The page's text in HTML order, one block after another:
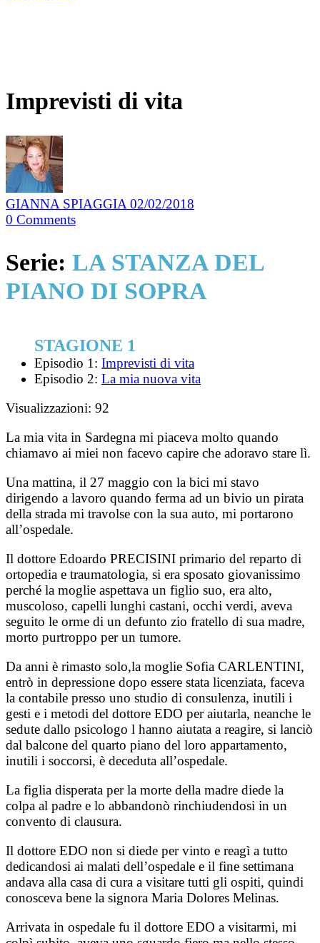
Imprevisti di vita
GIANNA SPIAGGIA02/02/2018
0 Comments
Serie: LA STANZA DEL
PIANO DI SOPRA
STAGIONE 1
Episodio 1: Imprevisti di vita
Episodio 2: La mia nuova vita
Visualizzazioni: 92
La mia vita in Sardegna mi piaceva molto quando
chiamavo ai miei non facevo capire che adoravo stare lì.
Una mattina, il 27 maggio con la bici mi stavo
dirigendo a lavoro quando ferma ad un bivio un pirata
della strada mi travolse con la sua auto, mi portarono
all’ospedale.
Il dottore Edoardo PRECISINI primario del reparto di
ortopedia e traumatologia, si era sposato giovanissimo
perché la moglie aspettava un figlio suo, era alto,
muscoloso, capelli lunghi castani, occhi verdi, aveva
seguito le orme di un defunto zio fratello di sua madre,
morto purtroppo per un tumore.
Da anni è rimasto solo,la moglie Sofia CARLENTINI,
entrò in depressione dopo essere stata licenziata, faceva
la contabile presso uno studio di consulenza, inutili i
gesti e i metodi del dottore EDO per aiutarla, neanche le
sedute dallo psicologo l hanno aiutata a reagire, si lanciò
dal balcone del quarto piano del loro appartamento,
inutili i soccorsi, è deceduta all’ospedale.
La figlia disperata per la morte della madre diede la
colpa al padre e lo abbandonò rinchiudendosi in un
convento di clausura.
Il dottore EDO non si diede per vinto e reagì a tutto
dedicandosi ai malati dell’ospedale e il fine settimana
andava alla casa di cura a visitare tutti gli ospiti, quindi
conosceva bene la signora Maria Dolores Melinas.
Arrivata in ospedale fu il dottore EDO a visitarmi, mi